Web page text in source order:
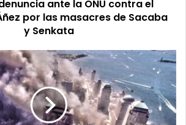
ante la ONU contra el
por las masacres de Sacaba
y Senkata